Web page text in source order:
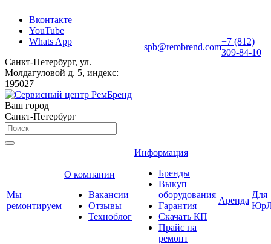
Вконтакте
YouTube
Whats App
Санкт-Петербург, ул.
Молдагуловой д. 5, индекс:
195027
spb@rembrend.com
+7 (812)
309-84-10
Ваш город
Санкт-Петербург
Мы
ремонтируем
О компании
Вакансии
Отзывы
Техноблог
Информация
Бренды
Выкуп
оборудования
Гарантия
Скачать КП
Прайс на
ремонт
Аренда
Для